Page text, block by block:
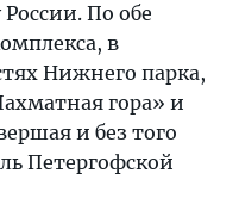
По обе
в
Нижнего парка,
гора» и
и без того
Петергофской